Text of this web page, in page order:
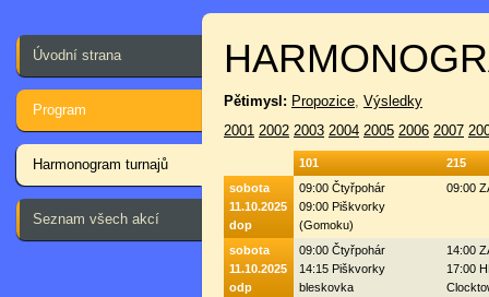
Úvodní strana
Program
Harmonogram turnajů
Seznam všech akcí
Pětimysl: Propozice, Výsledky
2001 2002 2003 2004 2005 2006 2007
101
215
sobota
11.10.2025
dop
09:00 Čtyřpohár
09:00 Piškvorky
(Gomoku)
09:00
sobota
11.10.2025
odp
09:00 Čtyřpohár
14:15 Piškvorky
bleskovka
14:00
17:00